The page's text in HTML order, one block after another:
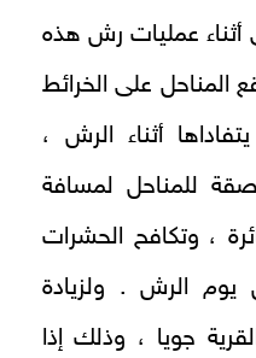
عمليات رش هذه
المناحل على الخرائط
أثناء الرش ،
للمناحل لمسافة
، وتكافح الحشرات
الرش . ولزيادة
جويا ، وذلك إذا